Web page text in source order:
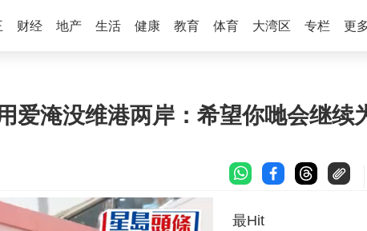
财经 地产 生活 健康 教育 体育 大湾区 专栏 更
爱淹没维港两岸：希望你哋会继续
最Hit